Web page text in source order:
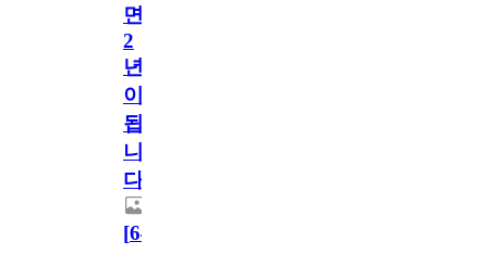
면
2
년
이
됩
니
다.
[64